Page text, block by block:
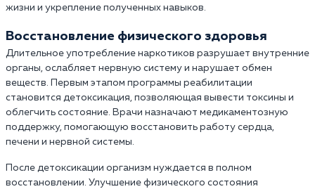
жизни и укрепление полученных навыков.
Восстановление физического здоровья
Длительное употребление наркотиков разрушает внутренние
органы, ослабляет нервную систему и нарушает обмен
веществ. Первым этапом программы реабилитации
становится детоксикация, позволяющая вывести токсины и
облегчить состояние. Врачи назначают медикаментозную
поддержку, помогающую восстановить работу сердца,
печени и нервной системы.
После детоксикации организм нуждается в полном
восстановлении. Улучшение физического состояния